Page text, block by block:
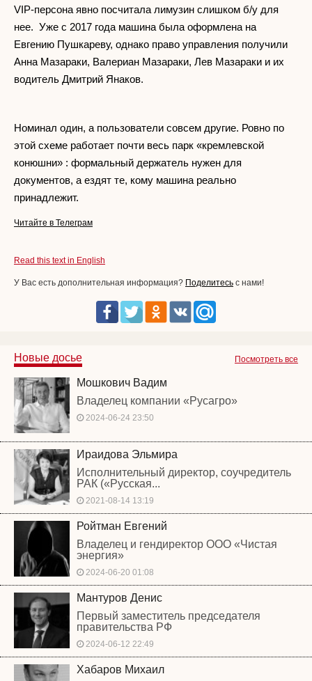
VIP-персона явно посчитала лимузин слишком б/у для
нее. Уже с 2017 года машина была оформлена на
Евгению Пушкареву, однако право управления получили
Анна Мазараки, Валериан Мазараки, Лев Мазараки и их
водитель Дмитрий Янаков.
Номинал один, а пользователи совсем другие. Ровно по
этой схеме работает почти весь парк «кремлевской
конюшни» : формальный держатель нужен для
документов, а ездят те, кому машина реально
принадлежит.
Читайте в Телеграм
Read this text in English
У Вас есть дополнительная информация? Поделитесь с нами!
Посмотреть все
Новые досье
Мошкович Вадим
Владелец компании «Русагро»
2024-06-24 23:50
Ираидова Эльмира
Исполнительный директор, соучредитель
РАК («Русская...
2021-08-14 13:19
Ройтман Евгений
Владелец и гендиректор ООО «Чистая
энергия»
2024-06-20 01:08
Мантуров Денис
Первый заместитель председателя
правительства РФ
2024-06-12 22:49
Хабаров Михаил